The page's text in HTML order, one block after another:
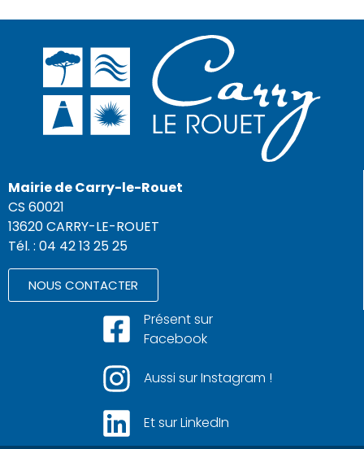
Mairie de Carry-le-Rouet
CS 60021
13620 CARRY-LE-ROUET
Tél. : 04 42 13 25 25
NOUS CONTACTER
Présent sur
Facebook
Aussi sur Instagram !
Et sur LinkedIn